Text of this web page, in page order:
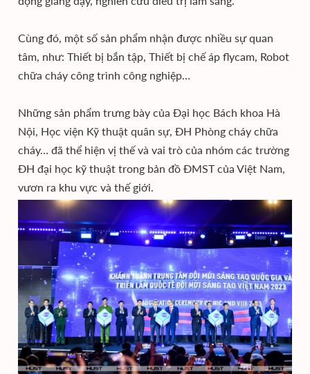
Cùng đó, một số sản phẩm nhận được nhiều sự quan
tâm, như: Thiết bị bắn tập, Thiết bị chế áp flycam, Robot
chữa cháy công trình công nghiệp…
Những sản phẩm trưng bày của Đại học Bách khoa Hà
Nội, Học viện Kỹ thuật quân sự, ĐH Phòng cháy chữa
cháy… đã thể hiện vị thế và vai trò của nhóm các trường
ĐH đại học kỹ thuật trong bản đồ ĐMST của Việt Nam,
vươn ra khu vực và thế giới.